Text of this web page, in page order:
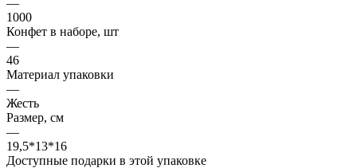
1000
Конфет в наборе, шт
—
46
Материал упаковки
—
Жесть
Размер, см
—
19,5*13*16
Доступные подарки в этой упаковке